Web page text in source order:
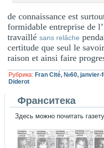
de connaissance est
formidable entreprise de
travaillésans relâche
certitude que seul le
raison et ainsi faire
Рубрика: Fran Cité, №60, janvier-
Diderot
Франситека
Здесь можно почитать